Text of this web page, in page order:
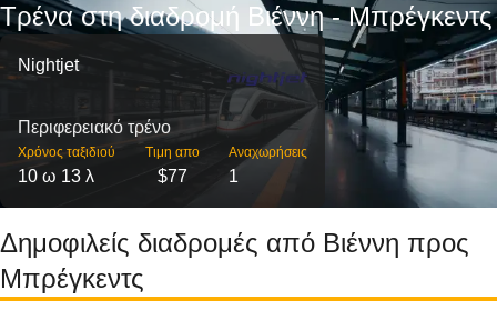
Τρένα στη διαδρομή Βιέννη - Μπρέγκεντς
Nightjet
Περιφερειακό τρένο
Χρόνος ταξιδιού
10 ω 13 λ
Τιμη απο
$77
Αναχωρήσεις
1
Δημοφιλείς διαδρομές από Βιέννη προς
Μπρέγκεντς